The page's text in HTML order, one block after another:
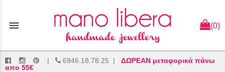
menu (0)
| 6946.18.78.25 | ΔΩΡΕΑΝ μεταφορικά πάνω
απο 55€